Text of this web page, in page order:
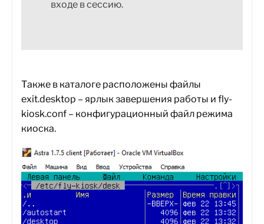
входе в сессию.
Также в каталоге расположены файлы
exit.desktop – ярлык завершения работы и fly-
kiosk.conf – конфигурационный файл режима
киоска.